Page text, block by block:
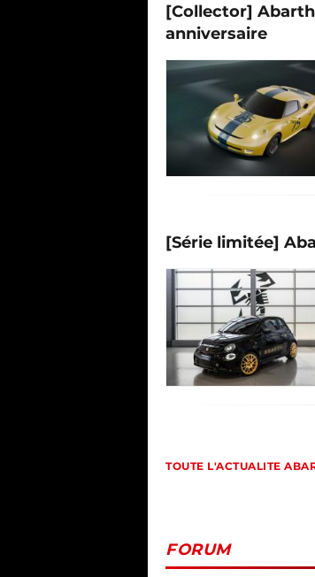
[Collector] Abarth
anniversaire
[Série limitée]
TOUTE L'ACTUALITE
FORUM